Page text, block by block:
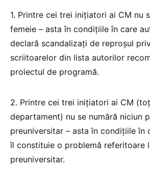
1. Printre cei trei inițiatori ai CM nu
femeie – asta în condițiile în care
declară scandalizați de reproșul
scriitoarelor din lista autorilor
proiectul de programă.
2. Printre cei trei inițiatori ai CM
departament) nu se numără niciun
preuniversitar – asta în condițiile în
îl constituie o problemă referitoare
preuniversitar.